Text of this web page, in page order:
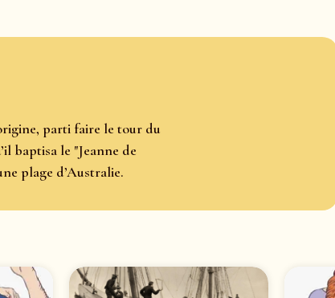
parti faire le tour du
baptisa le "Jeanne de
plage d’Australie.